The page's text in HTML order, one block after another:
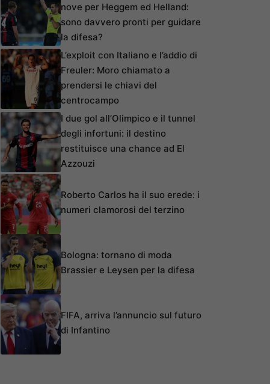
nove per Heggem ed Helland:
sono davvero pronti per guidare
la difesa?
L’exploit con Italiano e l’addio di
Freuler: Moro chiamato a
prendersi le chiavi del
centrocampo
I due gol all’Olimpico e il tunnel
degli infortuni: il destino
restituisce una chance ad El
Azzouzi
Roberto Carlos ha il suo erede: i
numeri clamorosi del terzino
Bologna: tornano di moda
Brassier e Leysen per la difesa
FIFA, arriva l’annuncio sul futuro
di Infantino